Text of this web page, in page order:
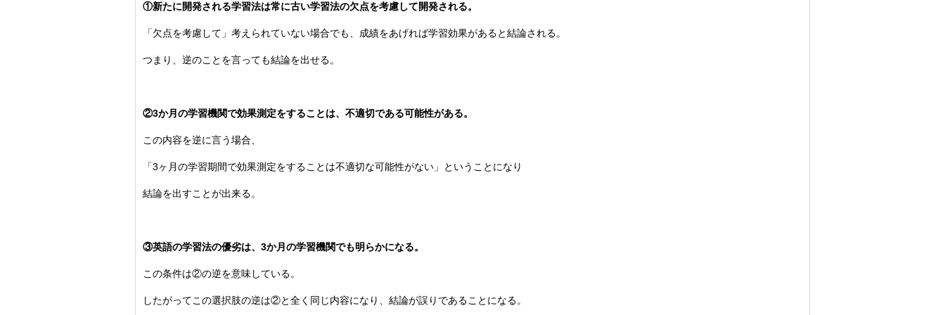
①新たに開発される学習法は常に古い学習法の欠点を考慮して開発される。
「欠点を考慮して」考えられていない場合でも、成績をあげれば学習効果があると結論される。
つまり、逆のことを言っても結論を出せる。
②3か月の学習機関で効果測定をすることは、不適切である可能性がある。
この内容を逆に言う場合、
「3ヶ月の学習期間で効果測定をすることは不適切な可能性がない」ということになり
結論を出すことが出来る。
③英語の学習法の優劣は、3か月の学習機関でも明らかになる。
この条件は②の逆を意味している。
したがってこの選択肢の逆は②と全く同じ内容になり、結論が誤りであることになる。